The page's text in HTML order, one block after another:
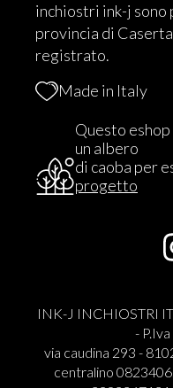
inchiostri ink-j
provincia di
registrato.
Made in Italy
Questo
un albero
di caoba per
progetto
INK-J INCHIOSTRI
-
via caudina 293 -
centralino